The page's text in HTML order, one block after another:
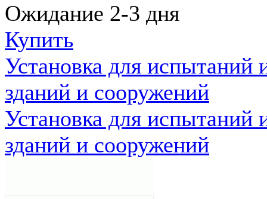
Ожидание 2-3 дня
Купить
Установка для испытаний
зданий и сооружений
Установка для испытаний
зданий и сооружений